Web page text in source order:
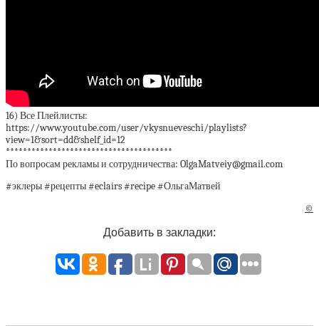
16) Все Плейлисты:
https://www.youtube.com/user/vkysnueveschi/playlists?
view=1&sort=dd&shelf_id=12
***************************************
По вопросам рекламы и сотрудничества: OlgaMatveiy@gmail.com
#эклеры #рецепты #eclairs #recipe #ОльгаМатвей
©
Добавить в закладки: